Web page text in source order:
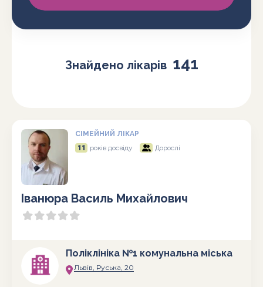
Знайдено лікарів 141
СІМЕЙНИЙ ЛІКАР
11
років досвіду Дорослі
Іванюра Василь Михайлович
Поліклініка №1 комунальна міська
Львів, Руська, 20